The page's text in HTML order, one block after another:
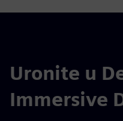
Uronite u
Immersive